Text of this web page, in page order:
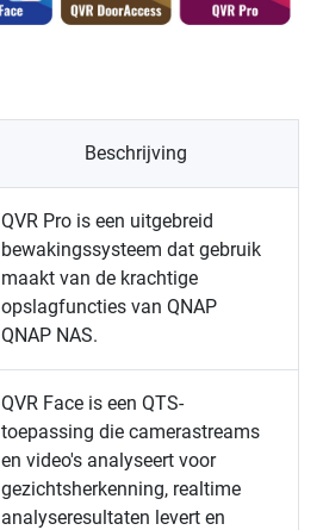
Beschrijving
QVR Pro is een uitgebreid
bewakingssysteem dat gebruik
maakt van de krachtige
opslagfuncties van QNAP
QNAP NAS.
QVR Face is een QTS-
toepassing die camerastreams
en video's analyseert voor
gezichtsherkenning, realtime
analyseresultaten levert en